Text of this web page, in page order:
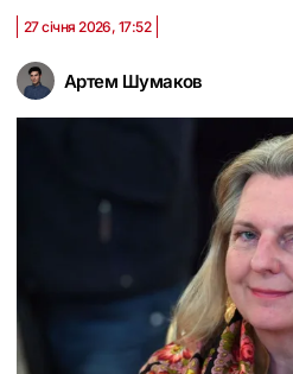
Артем Шумаков
27 січня 2026, 17:52